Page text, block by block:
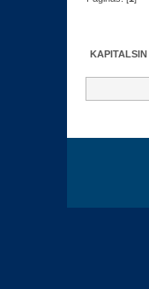
KAPITALSIN